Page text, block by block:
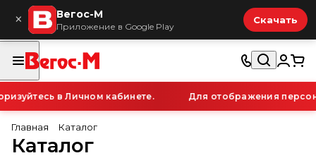
× Вегос-М
Приложение в Google Play
Скачать
в Личном кабинете. Для отображения
Главная Каталог
Каталог